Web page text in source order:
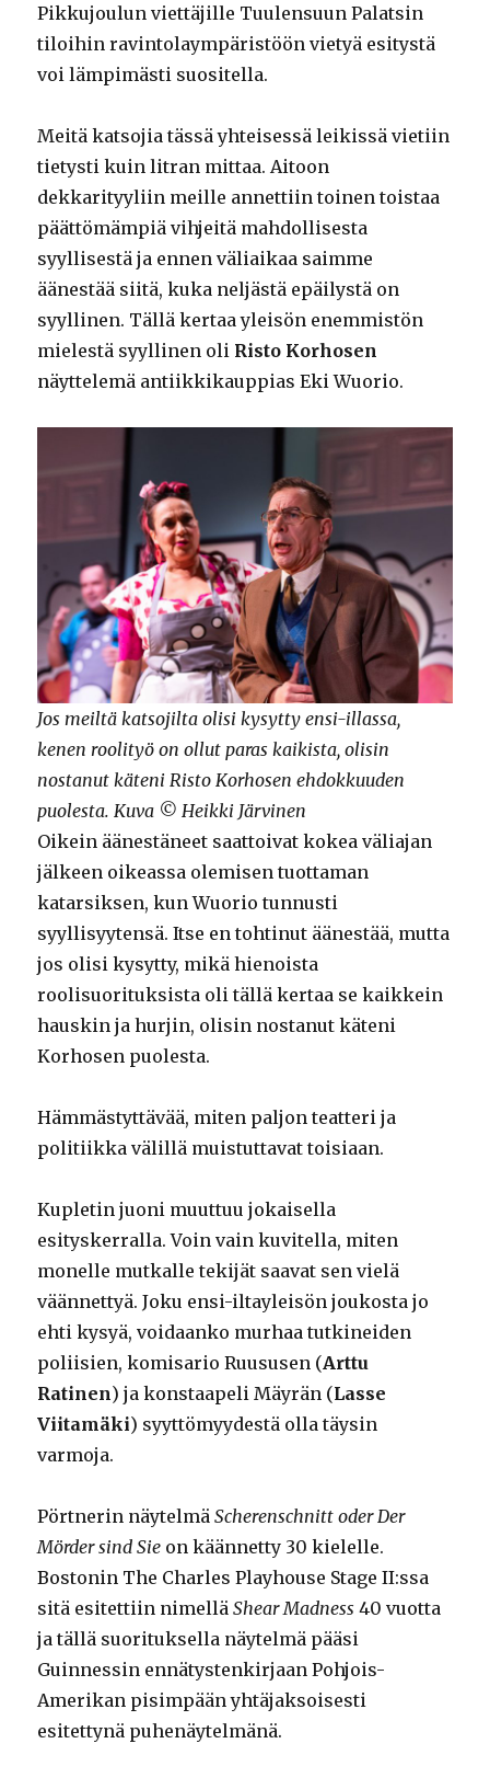
Pikkujoulun viettäjille Tuulensuun Palatsin
tiloihin ravintolaympäristöön vietyä esitystä
voi lämpimästi suositella.
Meitä katsojia tässä yhteisessä leikissä vietiin
tietysti kuin litran mittaa. Aitoon
dekkarityyliin meille annettiin toinen toistaa
päättömämpiä vihjeitä mahdollisesta
syyllisestä ja ennen väliaikaa saimme
äänestää siitä, kuka neljästä epäilystä on
syyllinen. Tällä kertaa yleisön enemmistön
mielestä syyllinen oli Risto Korhosen
näyttelemä antiikkikauppias Eki Wuorio.
Jos meiltä katsojilta olisi kysytty ensi-illassa,
kenen roolityö on ollut paras kaikista, olisin
nostanut käteni Risto Korhosen ehdokkuuden
puolesta. Kuva © Heikki Järvinen
Oikein äänestäneet saattoivat kokea väliajan
jälkeen oikeassa olemisen tuottaman
katarsiksen, kun Wuorio tunnusti
syyllisyytensä. Itse en tohtinut äänestää, mutta
jos olisi kysytty, mikä hienoista
roolisuorituksista oli tällä kertaa se kaikkein
hauskin ja hurjin, olisin nostanut käteni
Korhosen puolesta.
Hämmästyttävää, miten paljon teatteri ja
politiikka välillä muistuttavat toisiaan.
Kupletin juoni muuttuu jokaisella
esityskerralla. Voin vain kuvitella, miten
monelle mutkalle tekijät saavat sen vielä
väännettyä. Joku ensi-iltayleisön joukosta jo
ehti kysyä, voidaanko murhaa tutkineiden
poliisien, komisario Ruususen (Arttu
Ratinen) ja konstaapeli Mäyrän (Lasse
Viitamäki) syyttömyydestä olla täysin
varmoja.
Pörtnerin näytelmäScherenschnitt oder Der
Mörder sind Sie on käännetty 30 kielelle.
Bostonin The Charles Playhouse Stage II:ssa
sitä esitettiin nimelläShear Madness 40 vuotta
ja tällä suorituksella näytelmä pääsi
Guinnessin ennätystenkirjaan Pohjois-
Amerikan pisimpään yhtäjaksoisesti
esitettynä puhenäytelmänä.